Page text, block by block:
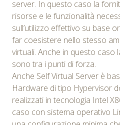
server. In questo caso la
risorse e le funzionalità
sull’utilizzo effettivo su base
far coesistere nello stesso
virtuali. Anche in questo caso
sono tra i punti di forza.
Anche Self Virtual Server è
Hardware di tipo Hypervisor
realizzati in tecnologia Intel
caso con sistema operativo